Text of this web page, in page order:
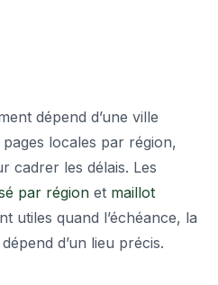
dépend d’une ville
locales par région,
cadrer les délais. Les
par région et maillot
utiles quand l’échéance, la
d’un lieu précis.